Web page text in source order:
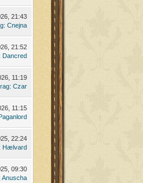
21:43
: Cnejna
21:52
Dancred
11:19
: Czar
11:15
22:24
Hælvard
09:30
Anuscha